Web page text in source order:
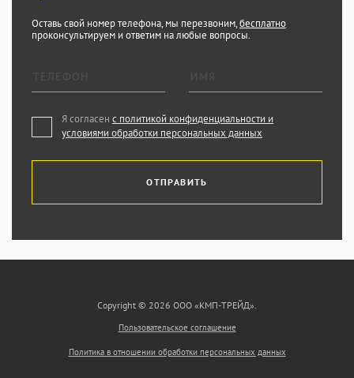
Оставь свой номер телефона, мы перезвоним,бесплатно
проконсультируем и ответим на любые вопросы.
Я согласен с политикой конфиденциальности и
условиями обработки персональных данных
ОТПРАВИТЬ
Copyright © 2026 ООО «КМП-ТРЕЙД».
Пользовательское соглашение
Политика в отношении обработки персональных данных